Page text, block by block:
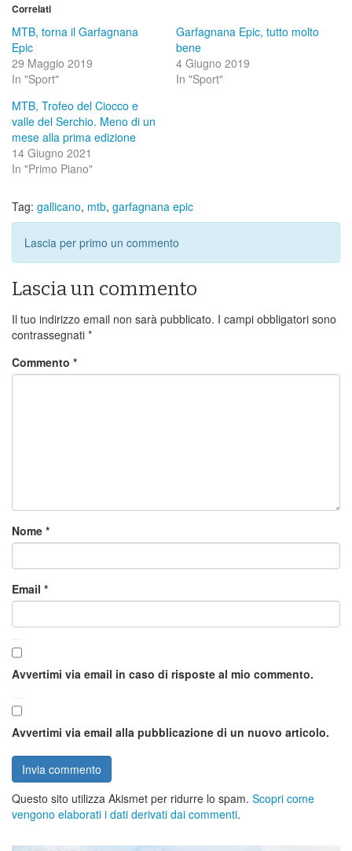
Correlati
MTB, torna il Garfagnana
Epic
29 Maggio 2019
In "Sport"
Garfagnana Epic, tutto molto
bene
4 Giugno 2019
In "Sport"
MTB, Trofeo del Ciocco e
valle del Serchio. Meno di un
mese alla prima edizione
14 Giugno 2021
In "Primo Piano"
Tag: gallicano, mtb, garfagnana epic
Lascia per primo un commento
Lascia un commento
Il tuo indirizzo email non sarà pubblicato. I campi obbligatori sono
contrassegnati *
Commento *
Nome *
Email *
Avvertimi via email in caso di risposte al mio commento.
Avvertimi via email alla pubblicazione di un nuovo articolo.
Questo sito utilizza Akismet per ridurre lo spam. Scopri come
vengono elaborati i dati derivati dai commenti.